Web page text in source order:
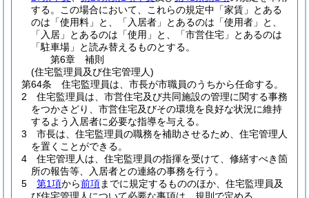
する。
この場合において、これらの規定中「家賃」とある
のは「使用料」と、「入居者」とあるのは「使用者」と、
「入居」とあるのは「使用」と、「市営住宅」とあるのは
「駐車場」と読み替えるものとする。
第6章
補則
(住宅監理員及び住宅管理人)
第64条
住宅監理員は、市長が市職員のうちから任命する。
2
住宅監理員は、市営住宅及び共同施設の管理に関する事務
をつかさどり、市営住宅及びその環境を良好な状況に維持
するよう入居者に必要な指導を与える。
3
市長は、住宅監理員の職務を補助させるため、住宅管理人
を置くことができる。
4
住宅管理人は、住宅監理員の指揮を受けて、修繕すべき箇
所の報告等、入居者との連絡の事務を行う。
5
第1項から前項までに規定するもののほか、住宅監理員及